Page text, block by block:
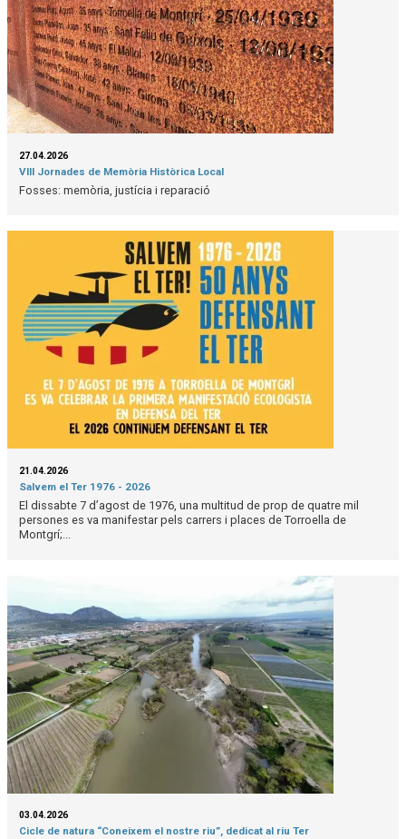
27.04.2026
VIII Jornades de Memòria Històrica Local
Fosses: memòria, justícia i reparació
21.04.2026
Salvem el Ter 1976 - 2026
El dissabte 7 d’agost de 1976, una multitud de prop de quatre mil
persones es va manifestar pels carrers i places de Torroella de
Montgrí;...
03.04.2026
Cicle de natura “Coneixem el nostre riu”, dedicat al riu Ter